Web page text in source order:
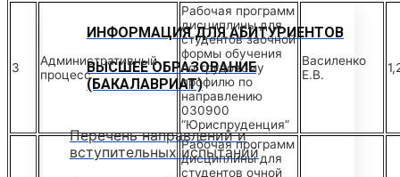
ИНФОРМАЦИЯ ДЛЯ АБИТУРИЕНТОВ
ВЫСШЕЕ ОБРАЗОВАНИЕ
(БАКАЛАВРИАТ)
Перечень направлений и
вступительных испытаний
3
Административный
процесс
Рабочая программ
дисциплины для
студентов заочной
формы обучения
по трудовому
профилю по
направлению
030900
“Юриспруденция”
Василенко
Е.В.
Рабочая программ
дисциплины для
студентов очной